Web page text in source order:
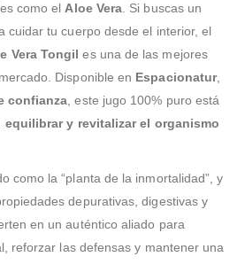
como elAloe Vera. Si buscas un
cuidar tu cuerpo desde el interior, el
Vera Tongil es una de las mejores
Disponible en Espacionatur,
confianza, este jugo 100% puro está
equilibrar y revitalizar el organismo
como la “planta de la inmortalidad”, y
depurativas, digestivas y
en un auténtico aliado para
reforzar las defensas y mantener una